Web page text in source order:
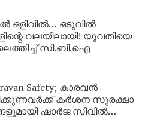
ഒടുവിൽ
വലയിലായി! യുവതിയെ
സി.ബി.ഐ
Safety; കാരവൻ
കർശന സുരക്ഷാ
ഷാർജ സിവിൽ